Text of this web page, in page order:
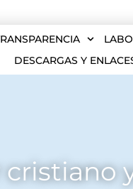
DESCARGAS Y
cristiano